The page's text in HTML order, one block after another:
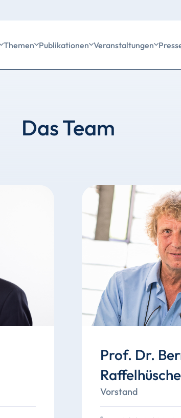
Themen Publikationen Veranstaltungen
Das Team
Prof. Dr.
Vorstand